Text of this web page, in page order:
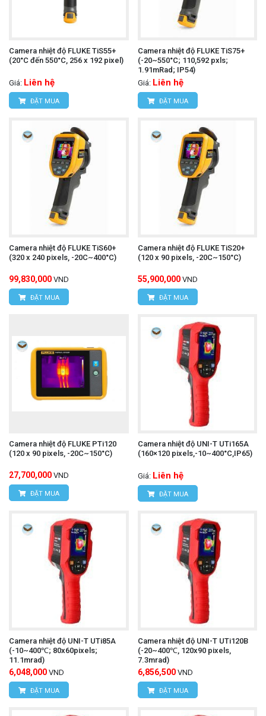
Camera nhiệt độ FLUKE TiS55+
(20°C đến 550°C, 256 x 192 pixel)
Giá: Liên hệ
ĐẶT MUA
Camera nhiệt độ FLUKE TiS75+
(-20~550°C; 110,592 pxls;
1.91mRad; IP54)
Giá: Liên hệ
ĐẶT MUA
Camera nhiệt độ FLUKE TiS60+
(320 x 240 pixels, -20C~400°C)
99,830,000 VND
ĐẶT MUA
Camera nhiệt độ FLUKE TiS20+
(120 x 90 pixels, -20C~150°C)
55,900,000 VND
ĐẶT MUA
Camera nhiệt độ FLUKE PTi120
(120 x 90 pixels, -20C~150°C)
27,700,000 VND
ĐẶT MUA
Camera nhiệt độ UNI-T UTi165A
(160×120 pixels,-10~400°C,IP65)
Giá: Liên hệ
ĐẶT MUA
Camera nhiệt độ UNI-T UTi85A
(-10~400℃; 80x60pixels;
11.1mrad)
6,048,000 VND
ĐẶT MUA
Camera nhiệt độ UNI-T UTi120B
(-20~400℃, 120x90 pixels,
7.3mrad)
6,856,500 VND
ĐẶT MUA